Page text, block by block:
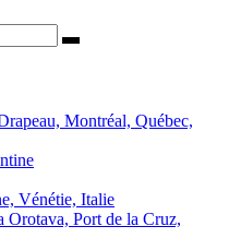
Montréal, Québec,
Vénétie, Italie
Orotava, Port de la Cruz,